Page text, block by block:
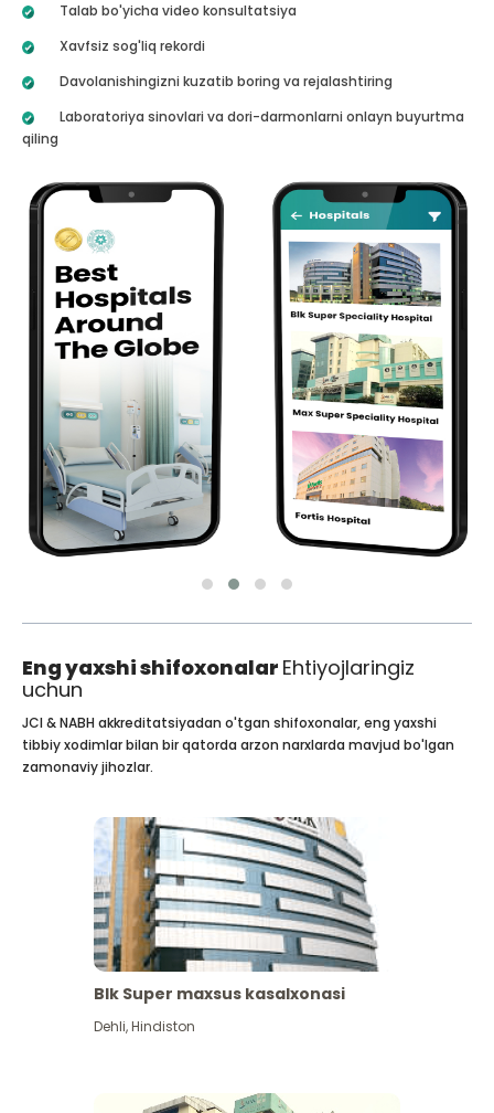
Talab bo'yicha video konsultatsiya
Xavfsiz sog'liq rekordi
Davolanishingizni kuzatib boring va rejalashtiring
Laboratoriya sinovlari va dori-darmonlarni onlayn buyurtma
qiling
Eng yaxshi shifoxonalar Ehtiyojlaringiz
uchun
JCI & NABH akkreditatsiyadan o'tgan shifoxonalar, eng yaxshi
tibbiy xodimlar bilan bir qatorda arzon narxlarda mavjud bo'lgan
zamonaviy jihozlar.
Blk Super maxsus kasalxonasi
Dehli,Hindiston